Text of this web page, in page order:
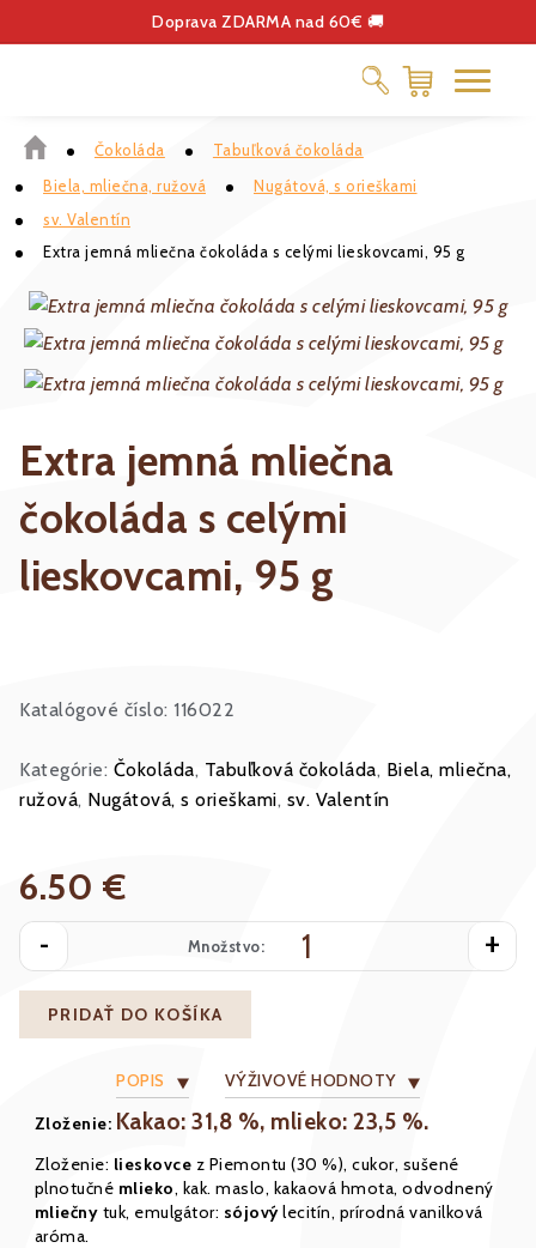
Doprava ZDARMA nad 60€ 🚚
ČOKOLÁDA
DELIKATESY
KÁVA
Čokoláda
Tabuľková čokoláda
Biela, mliečna, ružová
Nugátová, s orieškami
sv. Valentín
Extra jemná mliečna čokoláda s celými lieskovcami, 95 g
Extra jemná mliečna
čokoláda s celými
lieskovcami, 95 g
Katalógové číslo: 116022
Kategórie: Čokoláda, Tabuľková čokoláda, Biela, mliečna,
ružová, Nugátová, s orieškami, sv. Valentín
6.50 €
- Množstvo: +
PRIDAŤ DO KOŠÍKA
POPIS
VÝŽIVOVÉ HODNOTY
Zloženie: Kakao: 31,8 %, mlieko: 23,5 %.
Zloženie: lieskovce z Piemontu (30 %), cukor, sušené
plnotučné mlieko, kak. maslo, kakaová hmota, odvodnený
mliečny tuk, emulgátor: sójovýlecitín, prírodná vanilková
aróma.